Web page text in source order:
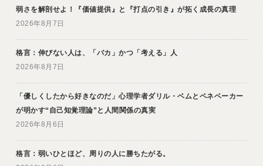
弱さを解剖せよ！『価値提供』と『打点の引き』が拓く成長の真理
2026年8月7日
格言：伸びない人は、「バカ」かつ「考える」人
2026年8月7日
「優しくしたから好きなのだ」心理学者ダリル・ベムとペネベーカー
が明かす“自己知覚理論”と人間関係の真実
2026年8月6日
格言：弱いひとほど、周りの人に勝ちたがる。